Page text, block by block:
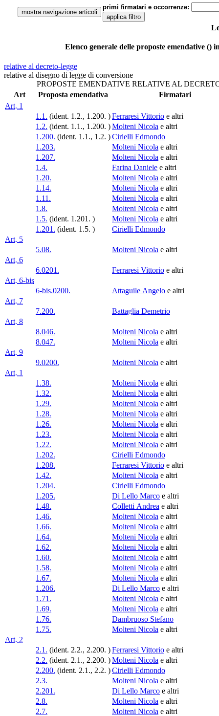
primi firmatari e occorrenze:
Elenco generale delle proposte emendative ()
relative al decreto-legge
relative al disegno di legge di conversione
PROPOSTE EMENDATIVE RELATIVE AL
Art
Proposta emendativa
Firmatari
Art. 1
1.1. (ident. 1.2., 1.200. )Ferraresi Vittorio e altri
1.2. (ident. 1.1., 1.200. )Molteni Nicola e altri
1.200. (ident. 1.1., 1.2. )Cirielli Edmondo
1.203.
Molteni Nicola e altri
1.207.
Molteni Nicola e altri
1.4.
Farina Daniele e altri
1.20.
Molteni Nicola e altri
1.14.
Molteni Nicola e altri
1.11.
Molteni Nicola e altri
1.8.
Molteni Nicola e altri
1.5. (ident. 1.201. ) Molteni Nicola e altri
1.201. (ident. 1.5. )
Cirielli Edmondo
Art. 5
5.08.
Molteni Nicola e altri
Art. 6
6.0201.
Ferraresi Vittorio e altri
Art. 6-bis
6-bis.0200.
Attaguile Angelo e altri
Art. 7
7.200.
Battaglia Demetrio
Art. 8
8.046.
Molteni Nicola e altri
8.047.
Molteni Nicola e altri
Art. 9
9.0200.
Molteni Nicola e altri
Art. 1
1.38.
Molteni Nicola e altri
1.32.
Molteni Nicola e altri
1.29.
Molteni Nicola e altri
1.28.
Molteni Nicola e altri
1.26.
Molteni Nicola e altri
1.23.
Molteni Nicola e altri
1.22.
Molteni Nicola e altri
1.202.
Cirielli Edmondo
1.208.
Ferraresi Vittorio e altri
1.42.
Molteni Nicola e altri
1.204.
Cirielli Edmondo
1.205.
Di Lello Marco e altri
1.48.
Colletti Andrea e altri
1.46.
Molteni Nicola e altri
1.66.
Molteni Nicola e altri
1.64.
Molteni Nicola e altri
1.62.
Molteni Nicola e altri
1.60.
Molteni Nicola e altri
1.58.
Molteni Nicola e altri
1.67.
Molteni Nicola e altri
1.206.
Di Lello Marco e altri
1.71.
Molteni Nicola e altri
1.69.
Molteni Nicola e altri
1.76.
Dambruoso Stefano
1.75.
Molteni Nicola e altri
Art. 2
2.1. (ident. 2.2., 2.200. )Ferraresi Vittorio e altri
2.2. (ident. 2.1., 2.200. )Molteni Nicola e altri
2.200. (ident. 2.1., 2.2. )Cirielli Edmondo
2.3.
Molteni Nicola e altri
2.201.
Di Lello Marco e altri
2.8.
Molteni Nicola e altri
2.7.
Molteni Nicola e altri